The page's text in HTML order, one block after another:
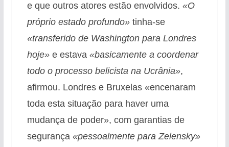
e que outros atores estão envolvidos. «O
próprio estado profundo»tinha-se
«transferido de Washington para Londres
hoje»e estava «basicamente a coordenar
todo o processo belicista na Ucrânia»,
afirmou. Londres e Bruxelas «encenaram
toda esta situação para haver uma
mudança de poder», com garantias de
segurança «pessoalmente para Zelensky»